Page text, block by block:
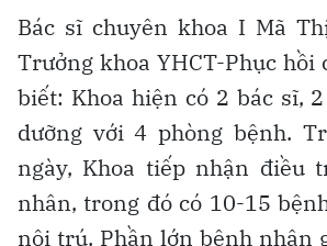
Bác sĩ chuyên khoa I Mã
Trưởng khoa YHCT-Phục hồi
biết: Khoa hiện có 2 bác sĩ,
dưỡng với 4 phòng bệnh.
ngày, Khoa tiếp nhận điều
nhân, trong đó có 10-15
nội trú. Phần lớn bệnh nhân